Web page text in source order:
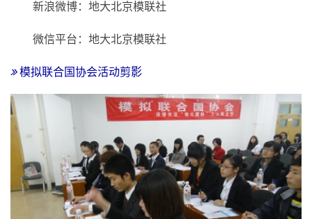
新浪微博：地大北京模联社
微信平台：地大北京模联社
模拟联合国协会活动剪影